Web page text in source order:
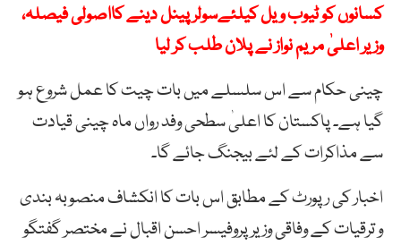
کسانوں کو ٹیوب ویل کیلئےسولر پینل دینے کااصولی فیصلہ،
وزیر اعلیٰ مریم نواز نے پلان طلب کر لیا
چینی حکام سے اس سلسلے میں بات چیت کا عمل شروع ہو
گیا ہے۔ پاکستان کا اعلیٰ سطحی وفد رواں ماہ چینی قیادت
سے مذاکرات کے لئے بیجنگ جائے گا۔
اخبار کی رپورٹ کے مطابق اس بات کا انکشاف منصوبہ بندی
و ترقیات کے وفاقی وزیر پروفیسر احسن اقبال نے مختصر گفتگو